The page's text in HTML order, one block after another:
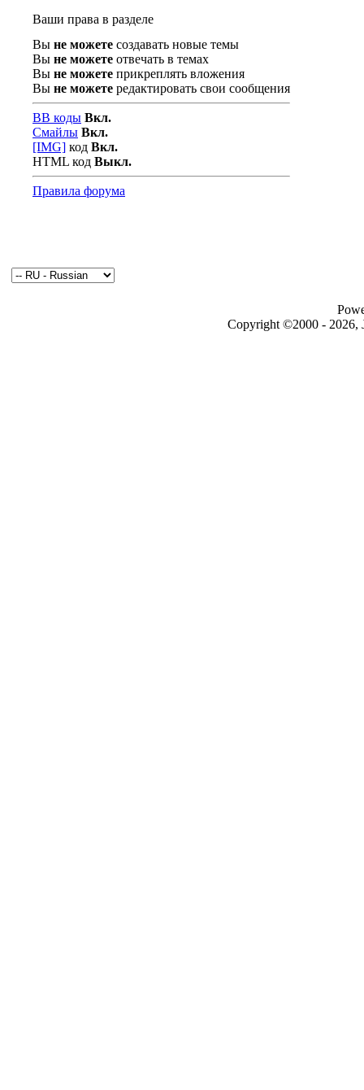
Ваши права в разделе
Вы не можете создавать новые темы
Вы не можете отвечать в темах
Вы не можете прикреплять вложения
Вы не можете редактировать свои сообщения
BB коды Вкл.
Смайлы Вкл.
[IMG] код Вкл.
HTML код Выкл.
Правила форума
Copyright ©2000 - 2026,